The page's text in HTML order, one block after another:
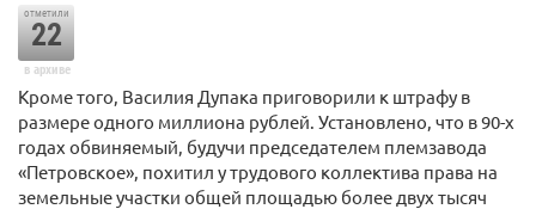
отметили
22
в архиве
Кроме того, Василия Дупака приговорили к штрафу в
размере одного миллиона рублей. Установлено, что в 90-х
годах обвиняемый, будучи председателем племзавода
«Петровское», похитил у трудового коллектива права на
земельные участки общей площадью более двух тысяч